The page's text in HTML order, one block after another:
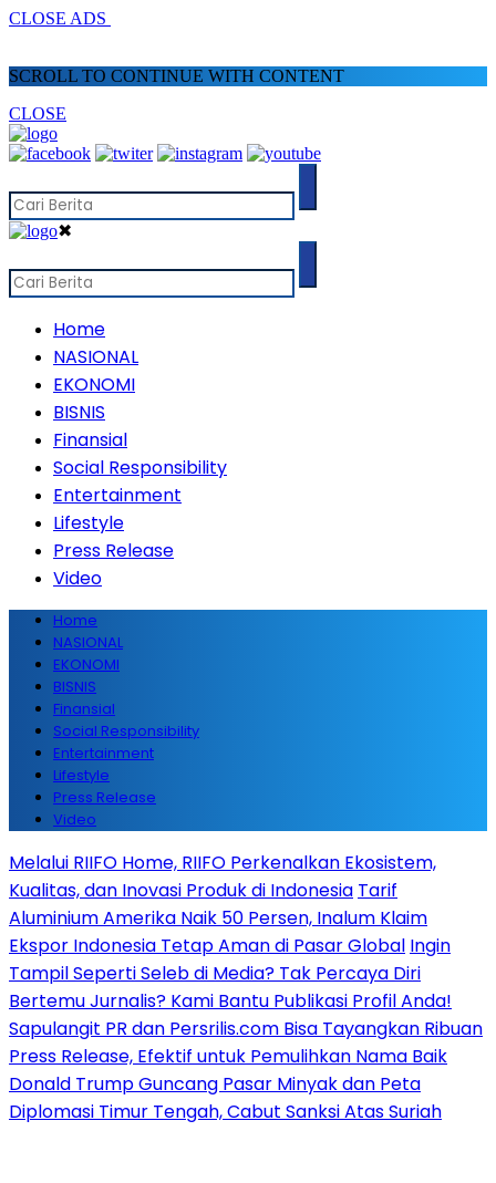
CLOSE ADS
SCROLL TO CONTINUE WITH CONTENT
CLOSE
✖
Home
NASIONAL
EKONOMI
BISNIS
Finansial
Social Responsibility
Entertainment
Lifestyle
Press Release
Video
Home
NASIONAL
EKONOMI
BISNIS
Finansial
Social Responsibility
Entertainment
Lifestyle
Press Release
Video
Melalui RIIFO Home, RIIFO Perkenalkan Ekosistem,
Kualitas, dan Inovasi Produk di Indonesia Tarif
Aluminium Amerika Naik 50 Persen, Inalum Klaim
Ekspor Indonesia Tetap Aman di Pasar Global Ingin
Tampil Seperti Seleb di Media? Tak Percaya Diri
Bertemu Jurnalis? Kami Bantu Publikasi Profil Anda!
Sapulangit PR dan Persrilis.com Bisa Tayangkan Ribuan
Press Release, Efektif untuk Pemulihkan Nama Baik
Donald Trump Guncang Pasar Minyak dan Peta
Diplomasi Timur Tengah, Cabut Sanksi Atas Suriah